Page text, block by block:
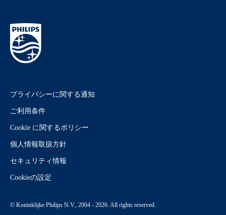
プライバシーに関する通知
ご利用条件
Cookie に関するポリシー
個人情報取扱方針
セキュリティ情報
Cookieの設定
© Koninklijke Philips N.V., 2004 - 2026. All rights reserved.